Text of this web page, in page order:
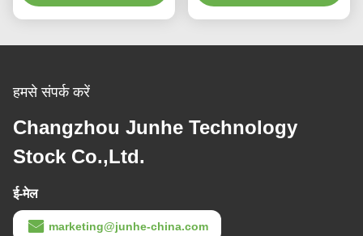
हमसे संपर्क करें
Changzhou Junhe Technology
Stock Co.,Ltd.
ई-मेल
marketing@junhe-china.com